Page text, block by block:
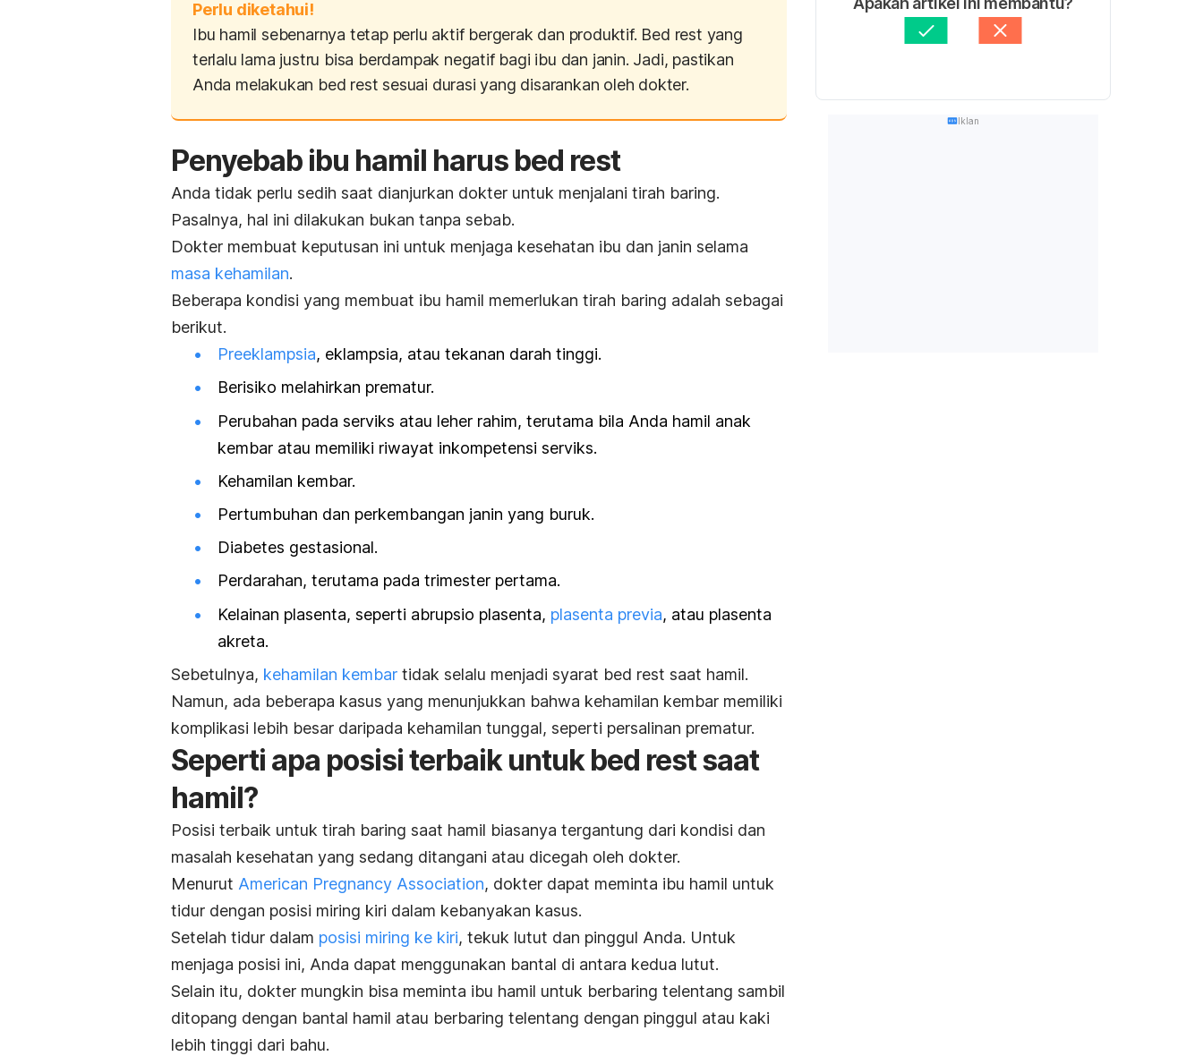
Perlu diketahui!
Ibu hamil sebenarnya tetap perlu aktif bergerak dan produktif. Bed rest yang
terlalu lama justru bisa berdampak negatif bagi ibu dan janin. Jadi, pastikan
Anda melakukan bed restsesuai durasi yang disarankan oleh dokter.
Penyebab ibu hamil harus bed rest
Anda tidak perlu sedih saat dianjurkan dokter untuk menjalani tirah baring.
Pasalnya, hal ini dilakukan bukan tanpa sebab.
Dokter membuat keputusan ini untuk menjaga kesehatan ibu dan janin selama
masa kehamilan.
Beberapa kondisi yang membuat ibu hamil memerlukan tirah baring adalah sebagai
berikut.
Preeklampsia, eklampsia, atau tekanan darah tinggi.
Berisiko melahirkan prematur.
Perubahan pada serviks atau leher rahim, terutama bila Anda hamil anak
kembar atau memiliki riwayat inkompetensi serviks.
Kehamilan kembar.
Pertumbuhan dan perkembangan janin yang buruk.
Diabetes gestasional.
Perdarahan, terutama pada trimester pertama.
Kelainan plasenta, seperti abrupsio plasenta, plasenta previa, atau plasenta
akreta.
Sebetulnya, kehamilan kembar tidak selalu menjadi syarat bed rest saat hamil.
Namun, ada beberapa kasus yang menunjukkan bahwa kehamilan kembar memiliki
komplikasi lebih besar daripada kehamilan tunggal, seperti persalinan prematur.
Seperti apa posisi terbaik untuk bed restsaat
hamil?
Posisi terbaik untuk tirah baring saat hamil biasanya tergantung dari kondisi dan
masalah kesehatan yang sedang ditangani atau dicegah oleh dokter.
Menurut American Pregnancy Association, dokter dapat meminta ibu hamil untuk
tidur dengan posisi miring kiri dalam kebanyakan kasus.
Setelah tidur dalam posisi miring ke kiri, tekuk lutut dan pinggul Anda. Untuk
menjaga posisi ini, Anda dapat menggunakan bantal di antara kedua lutut.
Selain itu, dokter mungkin bisa meminta ibu hamil untuk berbaring telentang sambil
ditopang dengan bantal hamil atau berbaring telentang dengan pinggul atau kaki
lebih tinggi dari bahu.
Iklan